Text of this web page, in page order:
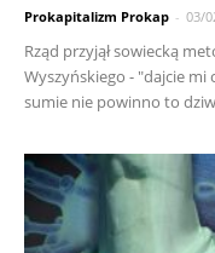
Prokapitalizm Prokap - 03/
Rząd przyjął sowiecką
Wyszyńskiego - "dajcie mi
sumie nie powinno to